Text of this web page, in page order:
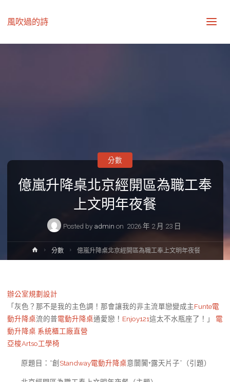
風吹過的詩
億嵐升降桌北京經開區為職工奉
上文明年夜餐
Posted by admin on 2026 年 2 月 23 日
分數
Home分數 億嵐升降桌北京經開區為職工奉上文明年夜餐
辦公室規劃設計
「灰色？那不是我的主色調！那會讓我的非主流單戀變成主Funte電
動升降桌流的普電動升降桌通愛戀！ Enjoy121這太不水瓶座了！」 電
動升降桌 系統櫃工廠直營
亞梭Artso工學椅
原題目：“創 Standway電動升降桌意闤闠+露天片子”（引題）